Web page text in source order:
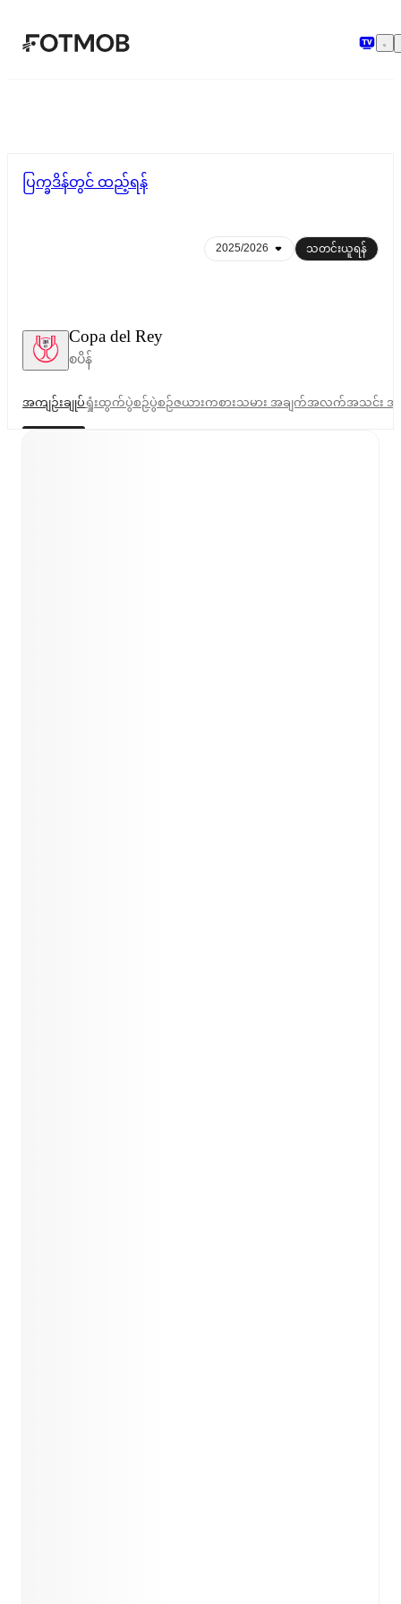
အဓိကအကြောင်းအရာသို့ ကျော်သွားရန်
Copa del Rey
စပိန်
ပြက္ခဒိန်တွင် ထည့်ရန်
သတင်းယူရန်
အကျဉ်းချုပ်ရှုံးထွက်ပွဲစဉ်ပွဲစဉ်ဇယားကစားသမား အချက်အလက်အသင်း